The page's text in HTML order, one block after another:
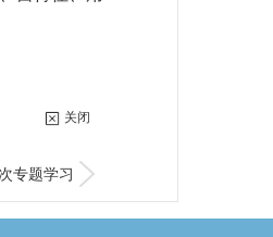
关闭
专题学习